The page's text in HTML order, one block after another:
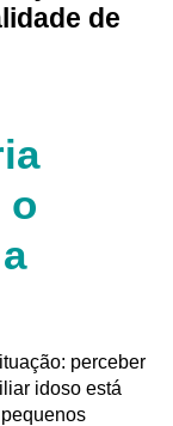
de
o
perceber
idoso está